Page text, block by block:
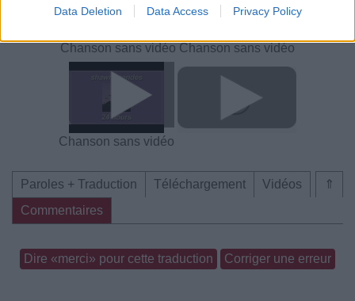
Data Deletion Data Access Privacy Policy
Chanson sans vidéo Chanson sans vidéo
Chanson sans vidéo
⇑
Paroles + Traduction Téléchargement
Vidéos
Commentaires
Dire «merci» pour cette traduction Corriger une erreur